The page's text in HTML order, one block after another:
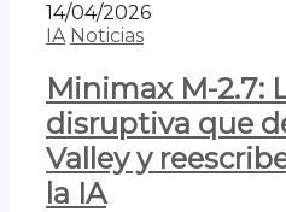
14/04/2026
IA Noticias
Minimax M-2.7:
disruptiva que
Valley y
la IA